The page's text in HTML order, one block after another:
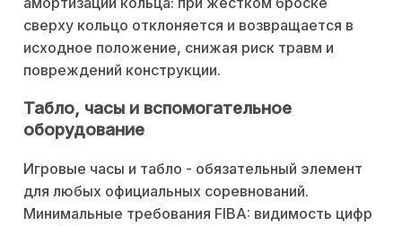
сверху кольцо отклоняется и возвращается в
исходное положение, снижая риск травм и
повреждений конструкции.
Табло, часы и вспомогательное
оборудование
Игровые часы и табло - обязательный элемент
для любых официальных соревнований.
Минимальные требования FIBA: видимость цифр